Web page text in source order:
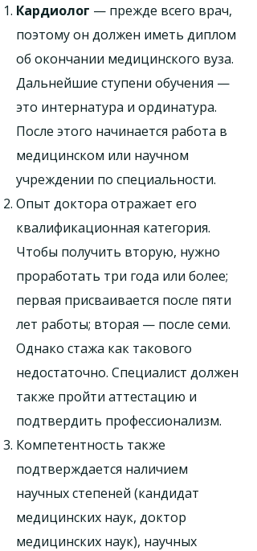
Кардиолог — прежде всего врач,
поэтому он должен иметь диплом
об окончании медицинского вуза.
Дальнейшие ступени обучения —
это интернатура и ординатура.
После этого начинается работа в
медицинском или научном
учреждении по специальности.
Опыт доктора отражает его
квалификационная категория.
Чтобы получить вторую, нужно
проработать три года или более;
первая присваивается после пяти
лет работы; вторая — после семи.
Однако стажа как такового
недостаточно. Специалист должен
также пройти аттестацию и
подтвердить профессионализм.
Компетентность также
подтверждается наличием
научных степеней (кандидат
медицинских наук, доктор
медицинских наук), научных